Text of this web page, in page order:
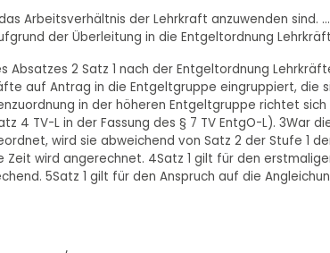
Arbeitsverhältnis der Lehrkraft anzuwenden sind.
der Überleitung in die Entgeltordnung
Absatzes 2 Satz 1 nach der Entgeltordnung
auf Antrag in die Entgeltgruppe eingruppiert, die
in der höheren Entgeltgruppe richtet
4 TV-L in der Fassung des § 7 TV EntgO-L). 3War
wird sie abweichend von Satz 2 der Stufe 1
Zeit wird angerechnet. 4Satz 1 gilt für den
5Satz 1 gilt für den Anspruch auf die